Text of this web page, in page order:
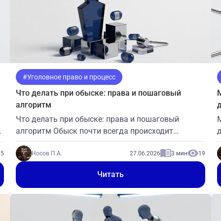
#Уголовное право и процесс
Что делать при обыске: права и пошаговый
алгоритм
Что делать при обыске: права и пошаговый
алгоритм Обыск почти всегда происходит
внезапно и вызывает растерянность, а ошибки
первых минут могут дорого обойтись. Закон даёт
человеку, у которого проводят обыск, конкретные
права — и чёткое понимание этих прав плюс
спокойный алгоритм действий помогают не
Носов П.А. 27.06.2026 3 мин 19
Читать